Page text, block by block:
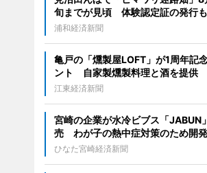
旬までが見頃 体験認定証の発行も
浦和経済新聞
亀戸の「燻製屋LOFT」が1周年記
ント 自家製燻製料理と酒を提供
江東経済新聞
宮崎の企業が水冷ビブス「JABUN
売 わが子の熱中症対策のため開発
ひなた宮崎経済新聞